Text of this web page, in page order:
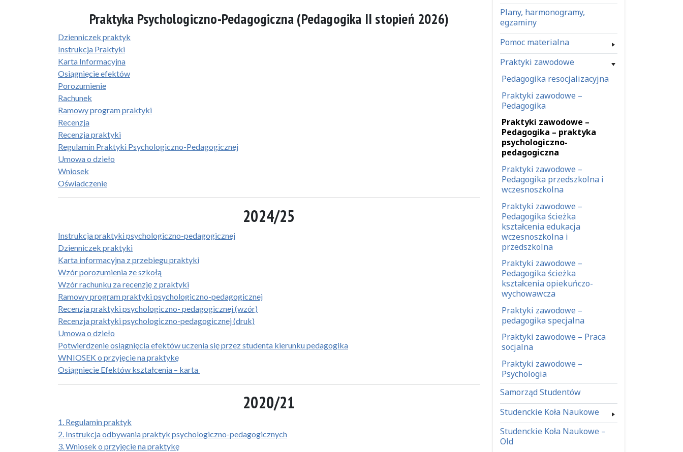
Praktyka Psychologiczno-Pedagogiczna(Pedagogika II stopień 2026)
Dzienniczek praktyk
Instrukcja Praktyki
Karta Informacyjna
Osiągnięcie efektów
Porozumienie
Rachunek
Ramowy program praktyki
Recenzja
Recenzja praktyki
Regulamin Praktyki Psychologiczno-Pedagogicznej
Umowa o dzieło
Wniosek
Oświadczenie
2024/25
Instrukcja praktyki psychologiczno-pedagogicznej
Dzienniczek praktyki
Karta informacyjna z przebiegu praktyki
Wzór porozumienia ze szkołą
Wzór rachunku za recenzję z praktyki
Ramowy program praktyki psychologiczno-pedagogicznej
Recenzja praktyki psychologiczno- pedagogicznej (wzór)
Recenzja praktyki psychologiczno-pedagogicznej (druk)
Umowa o dzieło
Potwierdzenie osiągnięcia efektów uczenia się przez studenta kierunku pedagogika
WNIOSEK o przyjęcie na praktykę
Osiągniecie Efektów kształcenia – karta
2020/21
1. Regulamin praktyk
2. Instrukcja odbywania praktyk psychologiczno-pedagogicznych
3. Wniosek o przyjęcie na praktykę
Plany, harmonogramy,
egzaminy
Pomoc materialna
Praktyki zawodowe
Pedagogika resocjalizacyjna
Praktyki zawodowe –
Pedagogika
Praktyki zawodowe –
Pedagogika – praktyka
psychologiczno-
pedagogiczna
Praktyki zawodowe –
Pedagogika przedszkolna i
wczesnoszkolna
Praktyki zawodowe –
Pedagogika ścieżka
kształcenia edukacja
wczesnoszkolna i
przedszkolna
Praktyki zawodowe –
Pedagogika ścieżka
kształcenia opiekuńczo-
wychowawcza
Praktyki zawodowe –
pedagogika specjalna
Praktyki zawodowe – Praca
socjalna
Praktyki zawodowe –
Psychologia
Samorząd Studentów
Studenckie Koła Naukowe
Studenckie Koła Naukowe –
Old